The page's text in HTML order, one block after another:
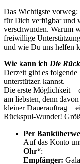
Das Wichtigste vorweg:
für Dich verfügbar und
verschwinden. Warum
freiwillige
und wie Du uns helfen
Wie kann ich Die
Derzeit gibt es
unterstützen kannst.
Die erste Möglichkeit –
am liebsten, denn
kleiner Dauerauftrag –
Rückspul-Wunder!
Per
Auf das Konto
Ohr“:
Empfänger: